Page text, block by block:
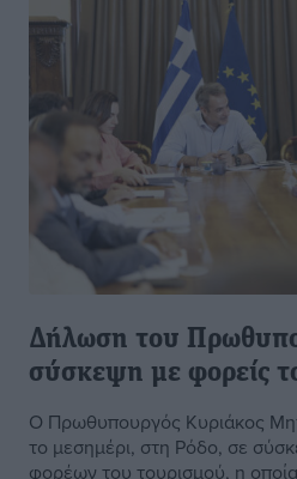
Δήλωση του
σύσκεψη με φορείς
Ο Πρωθυπουργός Κυριάκος
το μεσημέρι, στη Ρόδο, σε
φορέων του τουρισμού, η